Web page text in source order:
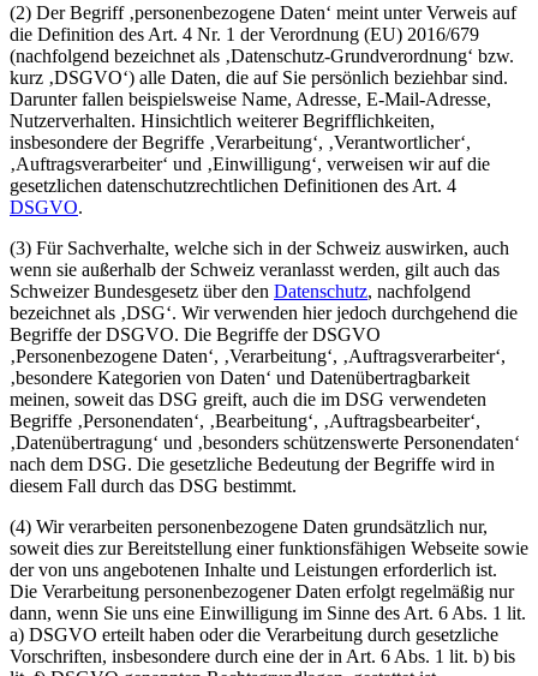
(2) Der Begriff ‚personenbezogene Daten‘ meint unter Verweis auf
die Definition des Art. 4 Nr. 1 der Verordnung (EU) 2016/679
(nachfolgend bezeichnet als ‚Datenschutz-Grundverordnung‘ bzw.
kurz ‚DSGVO‘) alle Daten, die auf Sie persönlich beziehbar sind.
Darunter fallen beispielsweise Name, Adresse, E-Mail-Adresse,
Nutzerverhalten. Hinsichtlich weiterer Begrifflichkeiten,
insbesondere der Begriffe ‚Verarbeitung‘, ‚Verantwortlicher‘,
‚Auftragsverarbeiter‘ und ‚Einwilligung‘, verweisen wir auf die
gesetzlichen datenschutzrechtlichen Definitionen des Art. 4
DSGVO.
(3) Für Sachverhalte, welche sich in der Schweiz auswirken, auch
wenn sie außerhalb der Schweiz veranlasst werden, gilt auch das
Schweizer Bundesgesetz über den Datenschutz, nachfolgend
bezeichnet als ‚DSG‘. Wir verwenden hier jedoch durchgehend die
Begriffe der DSGVO. Die Begriffe der DSGVO
‚Personenbezogene Daten‘, ‚Verarbeitung‘, ‚Auftragsverarbeiter‘,
‚besondere Kategorien von Daten‘ und Datenübertragbarkeit
meinen, soweit das DSG greift, auch die im DSG verwendeten
Begriffe ‚Personendaten‘, ‚Bearbeitung‘, ‚Auftragsbearbeiter‘,
‚Datenübertragung‘ und ‚besonders schützenswerte Personendaten‘
nach dem DSG. Die gesetzliche Bedeutung der Begriffe wird in
diesem Fall durch das DSG bestimmt.
(4) Wir verarbeiten personenbezogene Daten grundsätzlich nur,
soweit dies zur Bereitstellung einer funktionsfähigen Webseite sowie
der von uns angebotenen Inhalte und Leistungen erforderlich ist.
Die Verarbeitung personenbezogener Daten erfolgt regelmäßig nur
dann, wenn Sie uns eine Einwilligung im Sinne des Art. 6 Abs. 1 lit.
a) DSGVO erteilt haben oder die Verarbeitung durch gesetzliche
Vorschriften, insbesondere durch eine der in Art. 6 Abs. 1 lit. b) bis